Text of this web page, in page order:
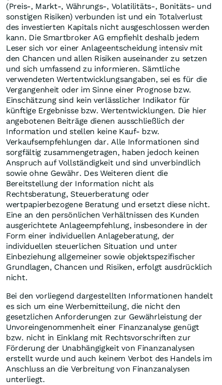
(Preis-, Markt-, Währungs-, Volatilitäts-, Bonitäts- und
sonstigen Risiken) verbunden ist und ein Totalverlust
des investierten Kapitals nicht ausgeschlossen werden
kann. Die Smartbroker AG empfiehlt deshalb jedem
Leser sich vor einer Anlageentscheidung intensiv mit
den Chancen und allen Risiken auseinander zu setzen
und sich umfassend zu informieren. Sämtliche
verwendeten Wertentwicklungsangaben, sei es für die
Vergangenheit oder im Sinne einer Prognose bzw.
Einschätzung sind kein verlässlicher Indikator für
künftige Ergebnisse bzw. Wertentwicklungen. Die hier
angebotenen Beiträge dienen ausschließlich der
Information und stellen keine Kauf- bzw.
Verkaufsempfehlungen dar. Alle Informationen sind
sorgfältig zusammengetragen, haben jedoch keinen
Anspruch auf Vollständigkeit und sind unverbindlich
sowie ohne Gewähr. Des Weiteren dient die
Bereitstellung der Information nicht als
Rechtsberatung, Steuerberatung oder
wertpapierbezogene Beratung und ersetzt diese nicht.
Eine an den persönlichen Verhältnissen des Kunden
ausgerichtete Anlageempfehlung, insbesondere in der
Form einer individuellen Anlageberatung, der
individuellen steuerlichen Situation und unter
Einbeziehung allgemeiner sowie objektspezifischer
Grundlagen, Chancen und Risiken, erfolgt ausdrücklich
nicht.
Bei den vorliegend dargestellten Informationen handelt
es sich um eine Werbemitteilung, die nicht den
gesetzlichen Anforderungen zur Gewährleistung der
Unvoreingenommenheit einer Finanzanalyse genügt
bzw. nicht in Einklang mit Rechtsvorschriften zur
Förderung der Unabhängigkeit von Finanzanalysen
erstellt wurde und auch keinem Verbot des Handels im
Anschluss an die Verbreitung von Finanzanalysen
unterliegt.